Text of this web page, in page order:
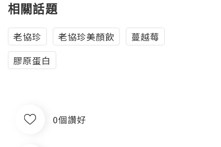
相關話題
老協珍 老協珍美顏飲
蔓越莓
膠原蛋白
0個讚好